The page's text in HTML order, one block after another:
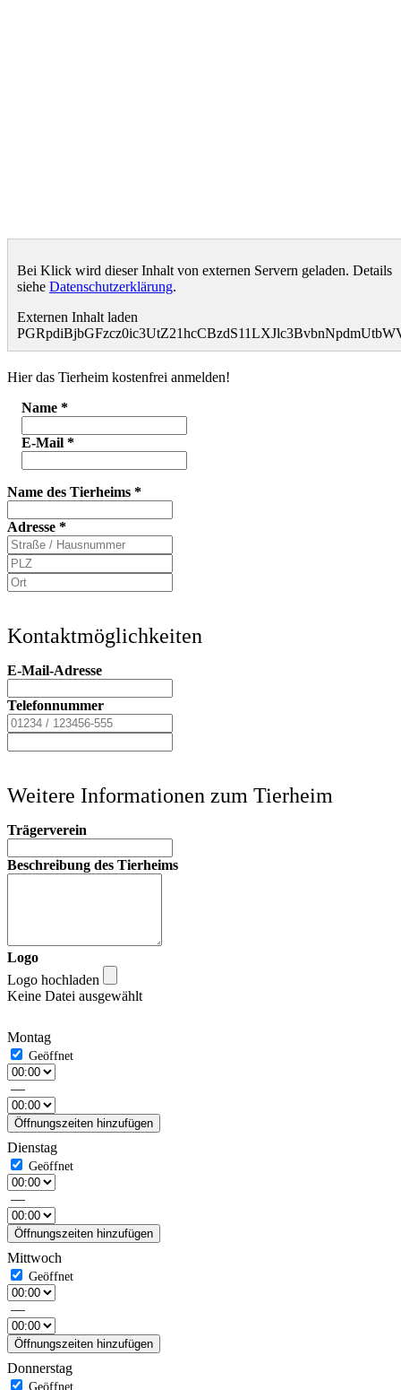
Bei Klick wird dieser Inhalt von externen Servern geladen. Details
siehe Datenschutzerklärung.
Externen Inhalt laden
Hier das Tierheim kostenfrei anmelden!
Name *
E-Mail *
Name des Tierheims *
Adresse *
Kontaktmöglichkeiten
E-Mail-Adresse
Telefonnummer
Weitere Informationen zum Tierheim
Trägerverein
Beschreibung des Tierheims
Logo
Logo hochladen
Keine Datei ausgewählt
Montag
—
Öffnungszeiten hinzufügen
Dienstag
—
Öffnungszeiten hinzufügen
Mittwoch
—
Öffnungszeiten hinzufügen
Donnerstag